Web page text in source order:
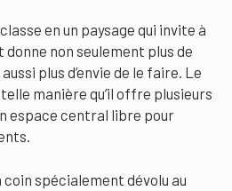
en un paysage qui invite à
donne non seulement plus de
plus d’envie de le faire. Le
manière qu’il offre plusieurs
espace central libre pour
spécialement dévolu au